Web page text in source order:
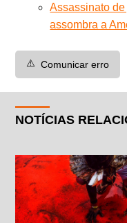
Assassinato
assombra a
⚠️ Comunicar erro
NOTÍCIAS